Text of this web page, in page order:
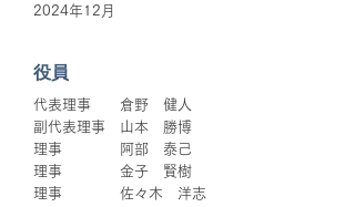
2024年12月
役員
代表理事 倉野 健人
副代表理事 山本 勝博
理事 阿部 泰己
理事 金子 賢樹
理事 佐々木 洋志